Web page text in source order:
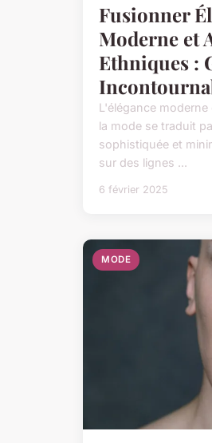
Fusionner
Moderne et
Ethniques :
L'élégance
la mode se traduit
sophistiquée et
sur des lignes ...
6 février 2025
MODE